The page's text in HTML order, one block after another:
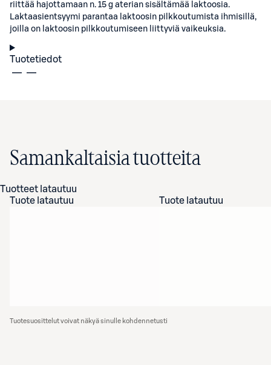
riittää hajottamaan n. 15 g aterian sisältämää laktoosia.
Laktaasientsyymi parantaa laktoosin pilkkoutumista ihmisillä,
joilla on laktoosin pilkkoutumiseen liittyviä vaikeuksia.
Tuotetiedot
Samankaltaisia tuotteita
Tuotteet latautuu
Tuote latautuu
Tuote latautuu
Tuotesuosittelut voivat näkyä sinulle kohdennetusti